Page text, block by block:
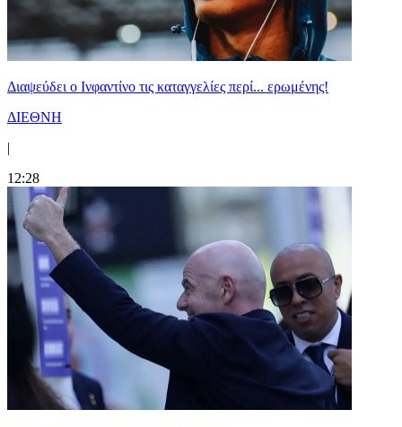
Διαψεύδει ο Ινφαντίνο τις καταγγελίες περί... ερωμένης!
ΔΙΕΘΝΗ
|
12:28